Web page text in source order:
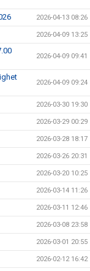
2026-04-13 08:26
2026-04-09 13:25
2026-04-09 09:41
2026-04-09 09:24
2026-03-30 19:30
2026-03-29 00:29
2026-03-28 18:17
2026-03-26 20:31
2026-03-20 10:25
2026-03-14 11:26
2026-03-11 12:46
2026-03-08 23:58
2026-03-01 20:55
2026-02-12 16:42